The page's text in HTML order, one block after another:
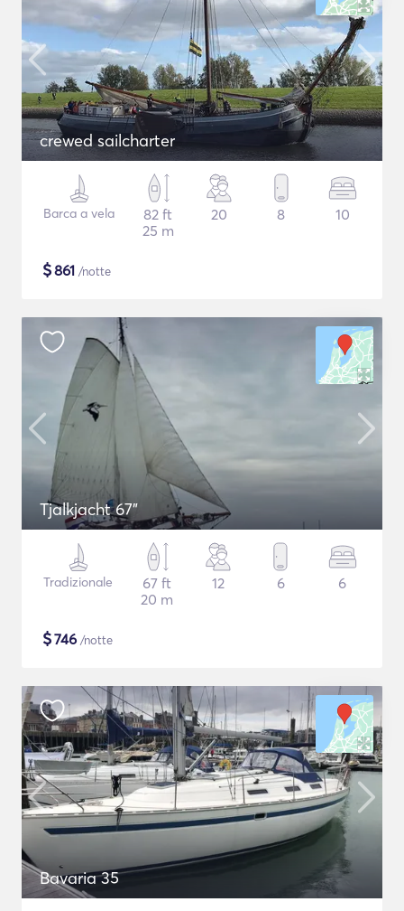
crewed sailcharter
Barca a vela
82 ft
25 m
20 8 10
$861 /notte
Tjalkjacht 67"
Tradizionale
67 ft
20 m
12 6 6
$746 /notte
Bavaria 35